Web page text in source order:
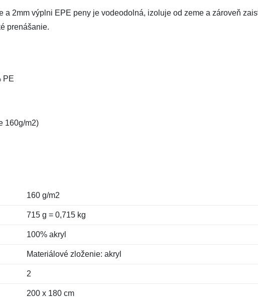
a 2mm výplni EPE peny je vodeodolná, izoluje od zeme a zároveň
prenášanie.
PE
160g/m2)
160 g/m2
715 g = 0,715 kg
100% akryl
Materiálové zloženie: akryl
2
200 x 180 cm